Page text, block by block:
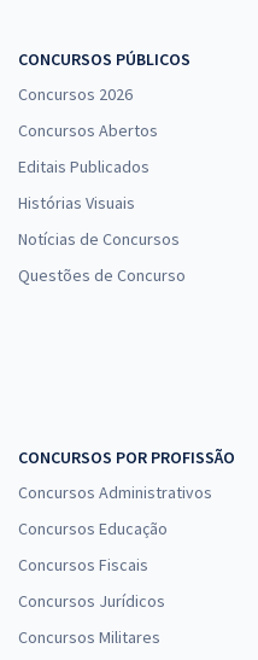
CONCURSOS PÚBLICOS
Concursos 2026
Concursos Abertos
Editais Publicados
Histórias Visuais
Notícias de Concursos
Questões de Concurso
CONCURSOS POR PROFISSÃO
Concursos Administrativos
Concursos Educação
Concursos Fiscais
Concursos Jurídicos
Concursos Militares